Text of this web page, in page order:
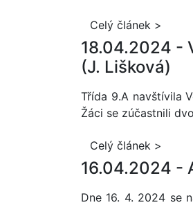
Celý článek >
18.04.2024 -
(J. Lišková)
Třída 9.A navštívila
Žáci se zúčastnili
Celý článek >
16.04.2024 -
Dne 16. 4. 2024 se